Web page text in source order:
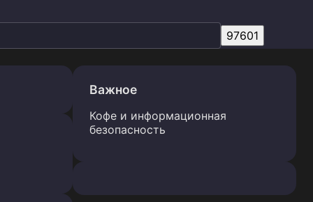
Важное
Кофе и информационная
безопасность